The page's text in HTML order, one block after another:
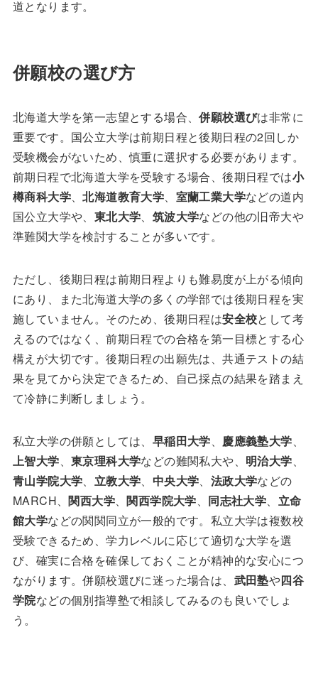
道となります。
併願校の選び方
北海道大学を第一志望とする場合、併願校選びは非常に
重要です。国公立大学は前期日程と後期日程の2回しか
受験機会がないため、慎重に選択する必要があります。
前期日程で北海道大学を受験する場合、後期日程では小
樽商科大学、北海道教育大学、 室蘭工業大学などの道内
国公立大学や、 東北大学、 筑波大学などの他の旧帝大や
準難関大学を検討することが多いです。
ただし、後期日程は前期日程よりも難易度が上がる傾向
にあり、また北海道大学の多くの学部では後期日程を実
施していません。そのため、後期日程は安全校として考
えるのではなく、前期日程での合格を第一目標とする心
構えが大切です。後期日程の出願先は、共通テストの結
果を見てから決定できるため、自己採点の結果を踏まえ
て冷静に判断しましょう。
私立大学の併願としては、 早稲田大学、 慶應義塾大学、
上智大学、 東京理科大学などの難関私大や、 明治大学、
青山学院大学、 立教大学、 中央大学、 法政大学などの
MARCH、関西大学、関西学院大学、 同志社大学、 立命
館大学などの関関同立が一般的です。私立大学は複数校
受験できるため、学力レベルに応じて適切な大学を選
び、確実に合格を確保しておくことが精神的な安心につ
ながります。併願校選びに迷った場合は、 武田塾や四谷
学院などの個別指導塾で相談してみるのも良いでしょ
う。